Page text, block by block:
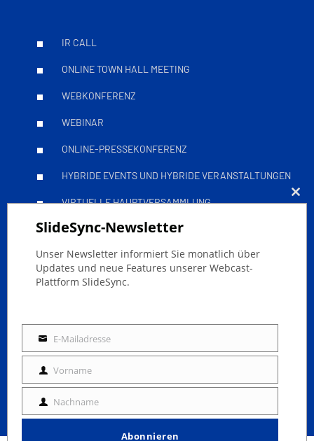
IR CALL
ONLINE TOWN HALL MEETING
WEBKONFERENZ
WEBINAR
ONLINE-PRESSEKONFERENZ
HYBRIDE EVENTS UND HYBRIDE VERANSTALTUNGEN
VIRTUELLE HAUPTVERSAMMLUNG
TOWN HALL: ATTENDEE PACK
TOWN HALL Q&A
SlideSync-Newsletter
Unser Newsletter informiert Sie monatlich über
Updates und neue Features unserer Webcast-
Plattform SlideSync.
Mailadresse
E-Mailadresse
Vorname
Vorname
Nachname
Nachname
Abonnieren